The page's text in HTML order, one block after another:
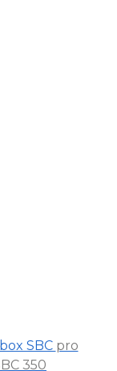
SBC pro
350